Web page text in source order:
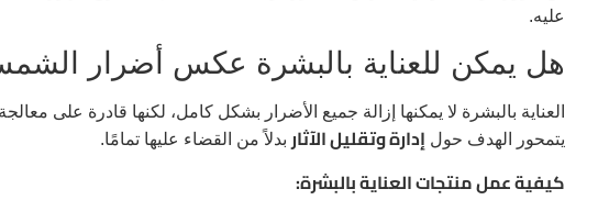
عليه.
هل يمكن للعناية بالبشرة عكس أضرار
العناية بالبشرة لا يمكنها إزالة جميع الأضرار بشكل كامل، لكنها قادرة على
يتمحور الهدف حول إدارة وتقليل الآثار بدلاً من القضاء عليها تمامًا.
كيفية عمل منتجات العناية بالبشرة: